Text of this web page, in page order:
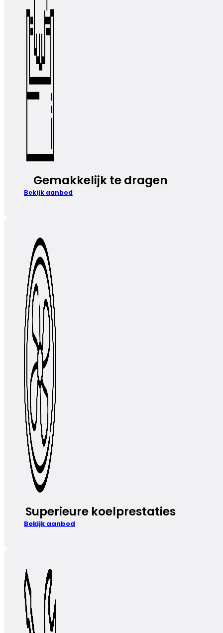
Gemakkelijk te dragen
Bekijk aanbod
Superieure koelprestaties
Bekijk aanbod